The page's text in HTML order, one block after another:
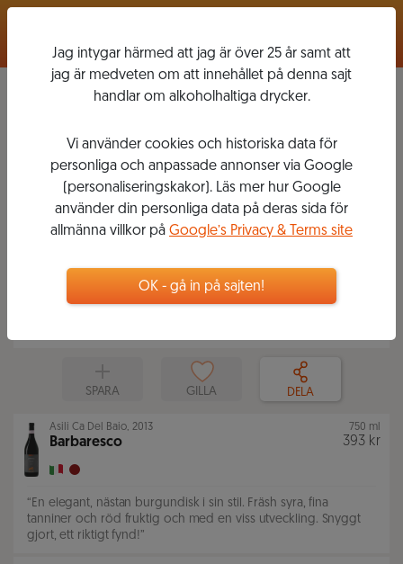
FAVORITER - BARBARESCO
2019-07-01 27 6
ULRIKA FERLIN
Några utav mina absoluta favoriter från
drottningen av Nebbiolo - Barbaresco
SPARA GILLA DELA
Asili Ca Del Baio, 2013
Barbaresco
750 ml
393 kr
“En elegant, nästan burgundisk i sin stil. Fräsh syra, fina
tanniner och röd fruktig och med en viss utveckling. Snyggt
gjort, ett riktigt fynd!”
Jag intygar härmed att jag är över 25 år samt att
jag är medveten om att innehållet på denna sajt
handlar om alkoholhaltiga drycker.
Vi använder cookies och historiska data för
personliga och anpassade annonser via Google
(personaliseringskakor). Läs mer hur Google
använder din personliga data på deras sida för
allmänna villkor på Google’s Privacy & Terms site
OK - gå in på sajten!